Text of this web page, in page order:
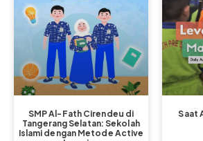
SMP Al-Fath Cirendeu di
Tangerang Selatan: Sekolah
Islami dengan Metode Active
Saat